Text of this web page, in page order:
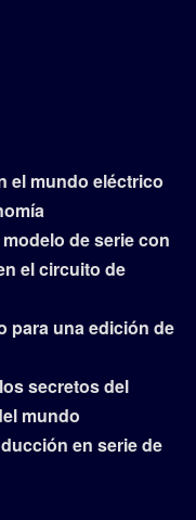
el mundo eléctrico
de serie con
el circuito de
para una edición de
secretos del
mundo
en serie de